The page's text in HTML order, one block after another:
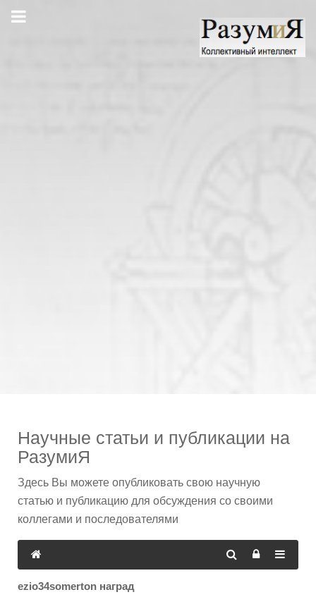
Научные статьи и публикации на
РазумиЯ
Здесь Вы можете опубликовать свою научную
статью и публикацию для обсуждения со своими
коллегами и последователями
ezio34somerton наград